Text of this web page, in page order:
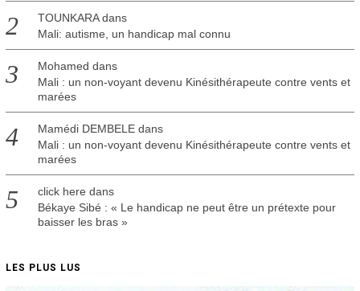
TOUNKARAdans
Mali: autisme, un handicap mal connu
Mohamed dans
Mali : un non-voyant devenu Kinésithérapeute contre vents et
marées
Mamédi DEMBELEdans
Mali : un non-voyant devenu Kinésithérapeute contre vents et
marées
click here dans
Békaye Sibé : « Le handicap ne peut être un prétexte pour
baisser les bras »
LES PLUS LUS